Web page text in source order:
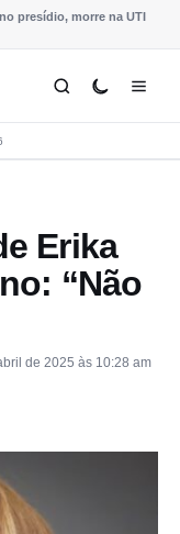
presídio, morre na UTI
Erika
“Não
de 2025 às 10:28 am